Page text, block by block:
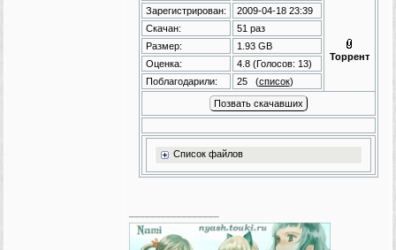
Торрент
Зарегистрирован:
2009-04-18 23:39
Скачан:
51 раз
Размер:
1.93 GB
Оценка:
4.8(Голосов: 13)
Поблагодарили:
25(список)
Список файлов